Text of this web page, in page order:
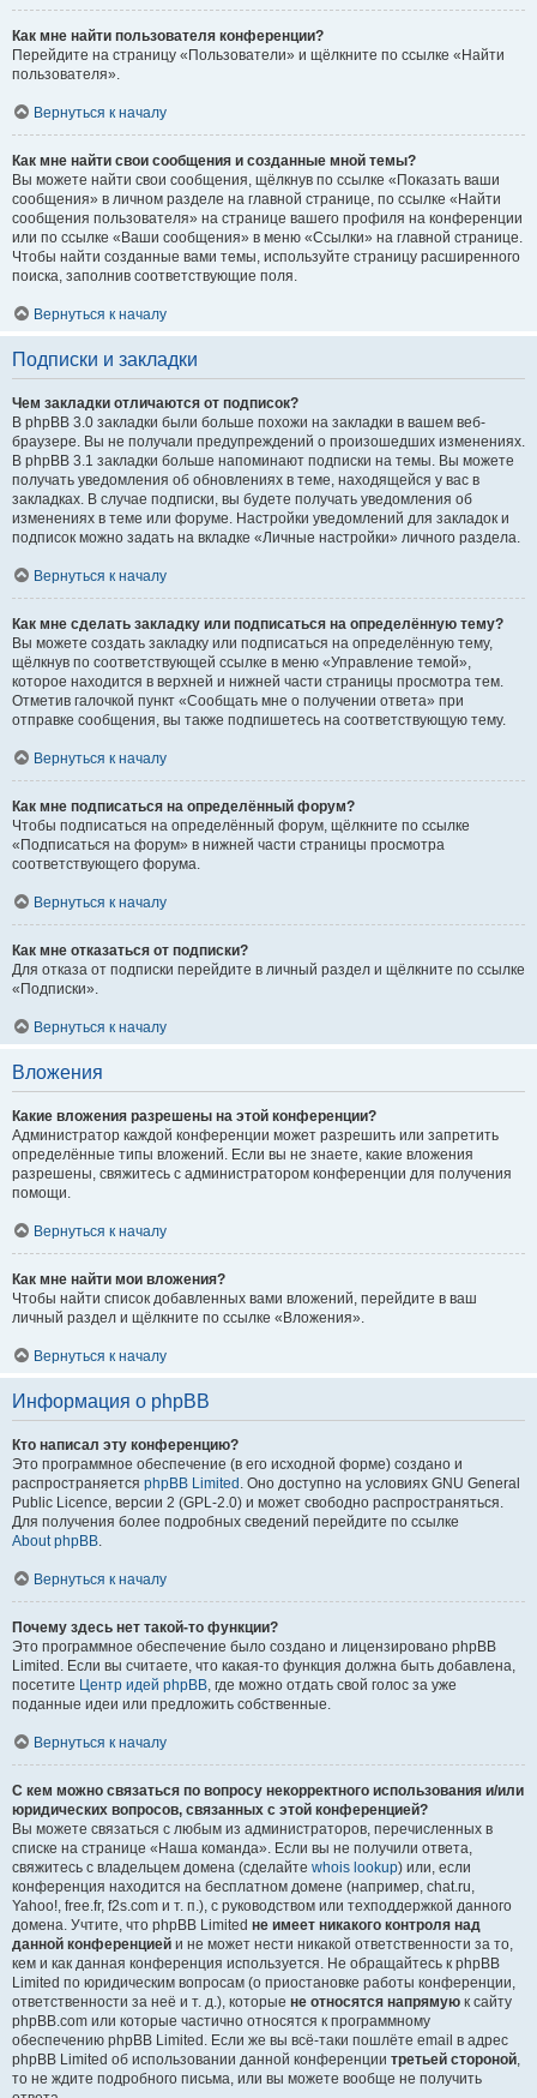
Как мне найти пользователя конференции?
Перейдите на страницу «Пользователи» и щёлкните по ссылке «Найти
пользователя».
Вернуться к началу
Как мне найти свои сообщения и созданные мной темы?
Вы можете найти свои сообщения, щёлкнув по ссылке «Показать ваши
сообщения» в личном разделе на главной странице, по ссылке «Найти
сообщения пользователя» на странице вашего профиля на конференции
или по ссылке «Ваши сообщения» в меню «Ссылки» на главной странице.
Чтобы найти созданные вами темы, используйте страницу расширенного
поиска, заполнив соответствующие поля.
Вернуться к началу
Подписки и закладки
Чем закладки отличаются от подписок?
В phpBB 3.0 закладки были больше похожи на закладки в вашем веб-
браузере. Вы не получали предупреждений о произошедших изменениях.
В phpBB 3.1 закладки больше напоминают подписки на темы. Вы можете
получать уведомления об обновлениях в теме, находящейся у вас в
закладках. В случае подписки, вы будете получать уведомления об
изменениях в теме или форуме. Настройки уведомлений для закладок и
подписок можно задать на вкладке «Личные настройки» личного раздела.
Вернуться к началу
Как мне сделать закладку или подписаться на определённую тему?
Вы можете создать закладку или подписаться на определённую тему,
щёлкнув по соответствующей ссылке в меню «Управление темой»,
которое находится в верхней и нижней части страницы просмотра тем.
Отметив галочкой пункт «Сообщать мне о получении ответа» при
отправке сообщения, вы также подпишетесь на соответствующую тему.
Вернуться к началу
Как мне подписаться на определённый форум?
Чтобы подписаться на определённый форум, щёлкните по ссылке
«Подписаться на форум» в нижней части страницы просмотра
соответствующего форума.
Вернуться к началу
Как мне отказаться от подписки?
Для отказа от подписки перейдите в личный раздел и щёлкните по ссылке
«Подписки».
Вернуться к началу
Вложения
Какие вложения разрешены на этой конференции?
Администратор каждой конференции может разрешить или запретить
определённые типы вложений. Если вы не знаете, какие вложения
разрешены, свяжитесь с администратором конференции для получения
помощи.
Вернуться к началу
Как мне найти мои вложения?
Чтобы найти список добавленных вами вложений, перейдите в ваш
личный раздел и щёлкните по ссылке «Вложения».
Вернуться к началу
Информация о phpBB
Кто написал эту конференцию?
Это программное обеспечение (в его исходной форме) создано и
распространяется phpBB Limited . Оно доступно на условиях GNU General
Public Licence, версии 2 (GPL-2.0) и может свободно распространяться.
Для получения более подробных сведений перейдите по ссылке
About phpBB.
Вернуться к началу
Почему здесь нет такой-то функции?
Это программное обеспечение было создано и лицензировано phpBB
Limited. Если вы считаете, что какая-то функция должна быть добавлена,
посетите Центр идей phpBB, где можно отдать свой голос за уже
поданные идеи или предложить собственные.
Вернуться к началу
С кем можно связаться по вопросу некорректного использования и/или
юридических вопросов, связанных с этой конференцией?
Вы можете связаться с любым из администраторов, перечисленных в
списке на странице «Наша команда». Если вы не получили ответа,
свяжитесь с владельцем домена (сделайте whois lookup) или, если
конференция находится на бесплатном домене (например, chat.ru,
Yahoo!, free.fr, f2s.com и т. п.), с руководством или техподдержкой данного
домена. Учтите, что phpBB Limited не имеет никакого контроля над
данной конференцией и не может нести никакой ответственности за то,
кем и как данная конференция используется. Не обращайтесь к phpBB
Limited по юридическим вопросам (о приостановке работы конференции,
ответственности за неё и т. д.), которые не относятся напрямую к сайту
phpBB.com или которые частично относятся к программному
обеспечению phpBB Limited. Если же вы всё-таки пошлёте email в адрес
phpBB Limited об использовании данной конференции третьей стороной,
то не ждите подробного письма, или вы можете вообще не получить